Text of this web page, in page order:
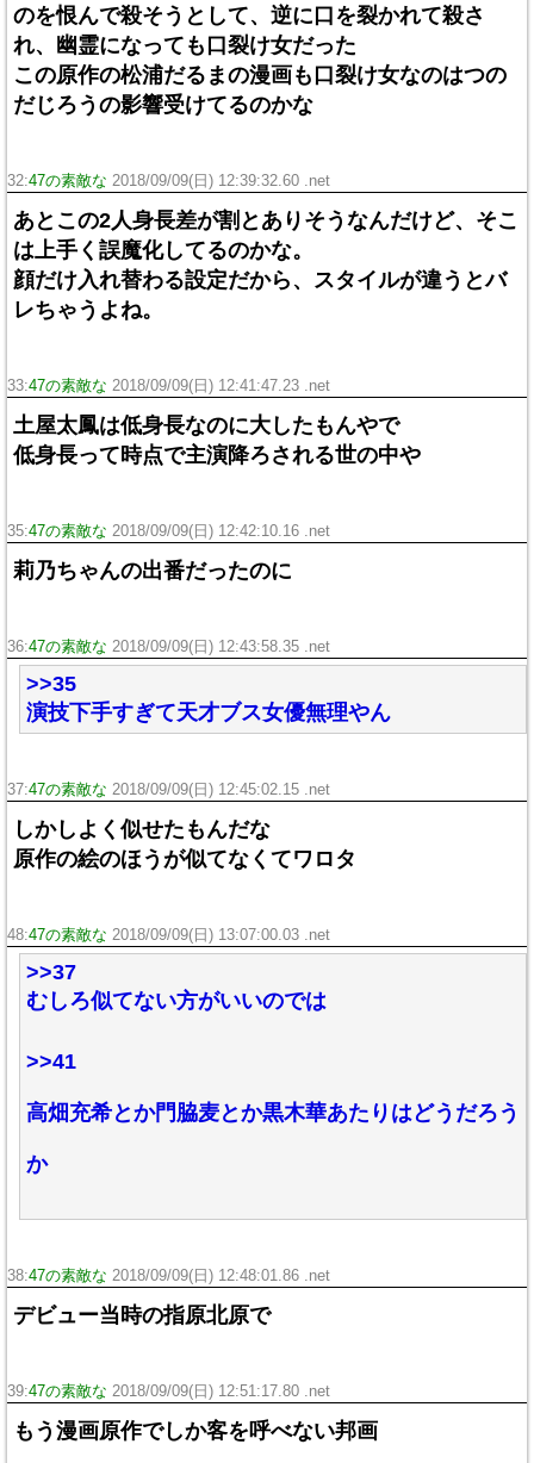
のを恨んで殺そうとして、逆に口を裂かれて殺さ
れ、幽霊になっても口裂け女だった
この原作の松浦だるまの漫画も口裂け女なのはつの
だじろうの影響受けてるのかな
32:47の素敵な 2018/09/09(日) 12:39:32.60 .net
あとこの2人身長差が割とありそうなんだけど、そこ
は上手く誤魔化してるのかな。
顔だけ入れ替わる設定だから、スタイルが違うとバ
レちゃうよね。
33:47の素敵な 2018/09/09(日) 12:41:47.23 .net
土屋太鳳は低身長なのに大したもんやで
低身長って時点で主演降ろされる世の中や
35:47の素敵な 2018/09/09(日) 12:42:10.16 .net
莉乃ちゃんの出番だったのに
36:47の素敵な 2018/09/09(日) 12:43:58.35 .net
>>35
演技下手すぎて天才ブス女優無理やん
37:47の素敵な 2018/09/09(日) 12:45:02.15 .net
しかしよく似せたもんだな
原作の絵のほうが似てなくてワロタ
48:47の素敵な 2018/09/09(日) 13:07:00.03 .net
>>37
むしろ似てない方がいいのでは
>>41
高畑充希とか門脇麦とか黒木華あたりはどうだろう
か
38:47の素敵な 2018/09/09(日) 12:48:01.86 .net
デビュー当時の指原北原で
39:47の素敵な 2018/09/09(日) 12:51:17.80 .net
もう漫画原作でしか客を呼べない邦画